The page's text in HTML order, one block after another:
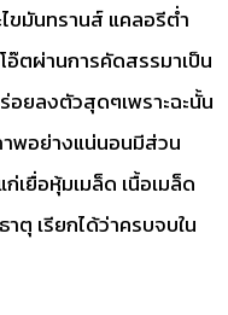
ขมันทรานส์ แคลอรีต่ำ
ตผ่านการคัดสรรมาเป็น
ยลงตัวสุดๆเพราะฉะนั้น
พอย่างแน่นอนมีส่วน
ยื่อหุ้มเมล็ด เนื้อเมล็ด
ตุ เรียกได้ว่าครบจบใน